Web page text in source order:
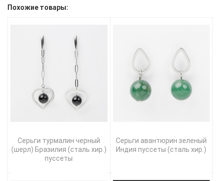
Похожие товары:
Серьги турмалин черный
(шерл) Бразилия (сталь хир.)
пуссеты
Серьги авантюрин зеленый
Индия пуссеты (сталь хир.)